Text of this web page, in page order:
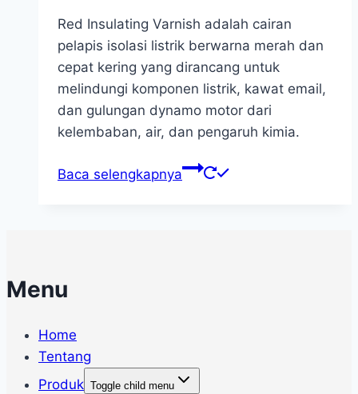
Red Insulating Varnish adalah cairan
pelapis isolasi listrik berwarna merah dan
cepat kering yang dirancang untuk
melindungi komponen listrik, kawat email,
dan gulungan dynamo motor dari
kelembaban, air, dan pengaruh kimia.
Baca selengkapnya
Menu
Home
Tentang
Produk Toggle child menu